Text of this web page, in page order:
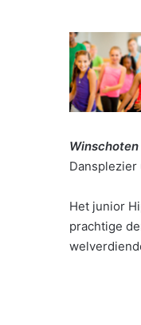
Winschoten
Het junior
prachtige